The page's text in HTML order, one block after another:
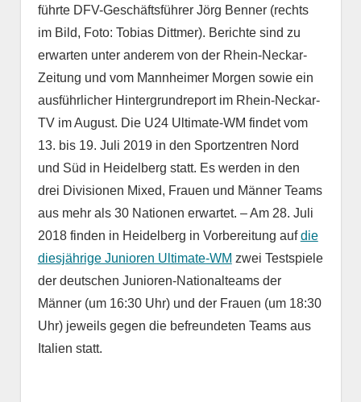
führte DFV-Geschäftsführer Jörg Benner (rechts
im Bild, Foto: Tobias Dittmer). Berichte sind zu
erwarten unter anderem von der Rhein-Neckar-
Zeitung und vom Mannheimer Morgen sowie ein
ausführlicher Hintergrundreport im Rhein-Neckar-
TV im August. Die U24 Ultimate-WM findet vom
13. bis 19. Juli 2019 in den Sportzentren Nord
und Süd in Heidelberg statt. Es werden in den
drei Divisionen Mixed, Frauen und Männer Teams
aus mehr als 30 Nationen erwartet. – Am 28. Juli
2018 finden in Heidelberg in Vorbereitung aufdie
diesjährige Junioren Ultimate-WM zwei Testspiele
der deutschen Junioren-Nationalteams der
Männer (um 16:30 Uhr) und der Frauen (um 18:30
Uhr) jeweils gegen die befreundeten Teams aus
Italien statt.